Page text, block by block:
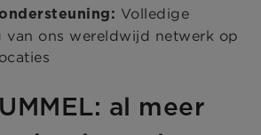
Volledige
van ons wereldwijd netwerk op
al meer